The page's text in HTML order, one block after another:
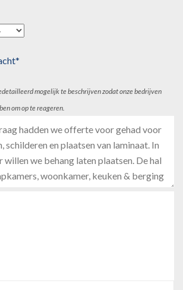
mogelijk te beschrijven zodat onze bedrijven
om op te reageren.